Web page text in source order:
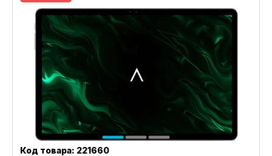
Код товара: 221660